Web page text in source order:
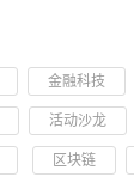
金融科技
活动沙龙
区块链